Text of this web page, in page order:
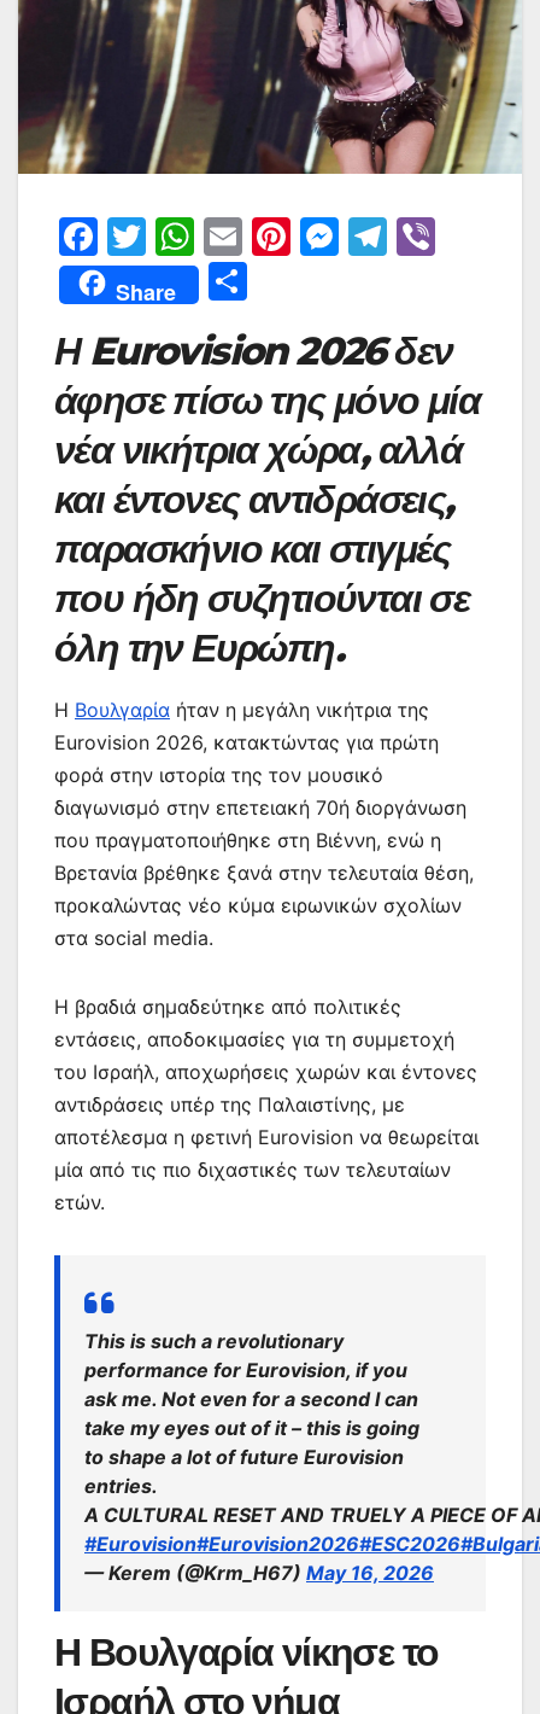
F
a
c
e
b
o
o
k
T
w
itt
er
W
h
at
s
A
p
p
E
m
ai
l
Pi
e
st
M
s
e
n
g
er
T
gr
a
m
Share
ρ
α
σ
τε
ίτ
ε
Η Eurovision 2026 δεν
άφησε πίσω της μόνο μία
νέα νικήτρια χώρα, αλλά
και έντονες αντιδράσεις,
παρασκήνιο και στιγμές
που ήδη συζητιούνται σε
όλη την Ευρώπη.
Η Βουλγαρία ήταν η μεγάλη νικήτρια της
Eurovision 2026, κατακτώντας για πρώτη
φορά στην ιστορία της τον μουσικό
διαγωνισμό στην επετειακή 70ή διοργάνωση
που πραγματοποιήθηκε στη Βιέννη, ενώ η
Βρετανία βρέθηκε ξανά στην τελευταία θέση,
προκαλώντας νέο κύμα ειρωνικών σχολίων
στα social media.
Η βραδιά σημαδεύτηκε από πολιτικές
εντάσεις, αποδοκιμασίες για τη συμμετοχή
του Ισραήλ, αποχωρήσεις χωρών και έντονες
αντιδράσεις υπέρ της Παλαιστίνης, με
αποτέλεσμα η φετινή Eurovision να θεωρείται
μία από τις πιο διχαστικές των τελευταίων
ετών.
This is such a revolutionary
performance for Eurovision, if you
ask me. Not even for a second I can
take my eyes out of it – this is going
to shape a lot of future Eurovision
entries.
A CULTURAL RESET AND TRUELY A PIECE OF
#Eurovision#Eurovision2026#ESC2026
— Kerem (@Krm_H67) May 16, 2026
Η Βουλγαρία νίκησε το
Ισραήλ στο νήμα